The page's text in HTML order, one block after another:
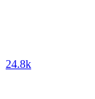
24.8k